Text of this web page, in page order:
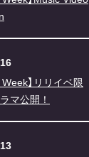
Week】リリイベ限
マ公開！